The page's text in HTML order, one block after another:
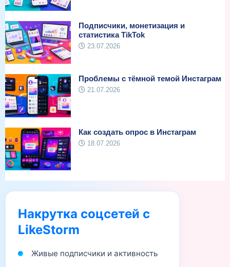
Подписчики, монетизация и
статистика TikTok
23.07.2026
Проблемы с тёмной темой Инстаграм
21.07.2026
Как создать опрос в Инстаграм
18.07.2026
Накрутка соцсетей с
LikeStorm
Живые подписчики и активность